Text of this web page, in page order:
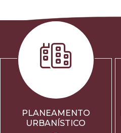
PLANEAMENTO
URBANÍSTICO